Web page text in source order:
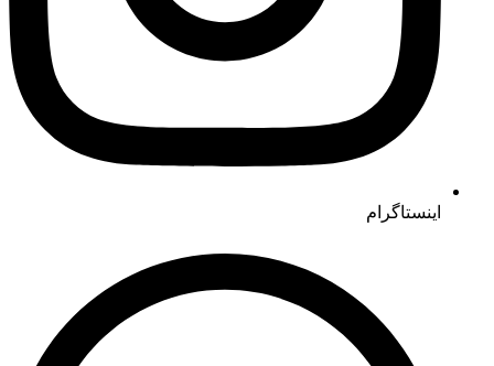
اینستاگرام